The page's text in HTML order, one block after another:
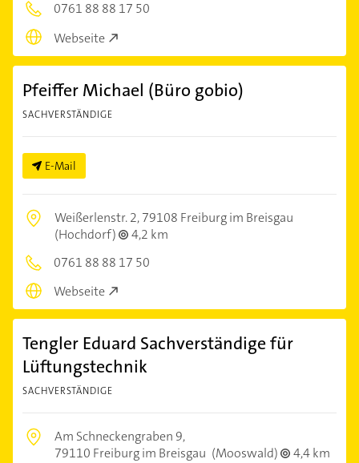
0761 88 88 17 50
Webseite
Pfeiffer Michael (Büro gobio)
SACHVERSTÄNDIGE
E-Mail
Weißerlenstr. 2,79108 Freiburg im Breisgau
(Hochdorf)
4,2 km
0761 88 88 17 50
Webseite
Tengler Eduard Sachverständige für
Lüftungstechnik
SACHVERSTÄNDIGE
Am Schneckengraben 9,
79110 Freiburg im Breisgau (Mooswald)
4,4 km